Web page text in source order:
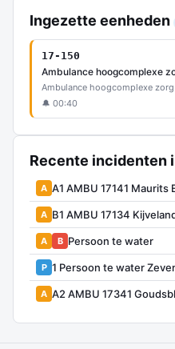
Ingezette eenheden
17-150
Ambulance hoogcomplexe
Ambulance hoogcomplexe zorg
🔔 00:40
Recente incidenten
A A1 AMBU 17141 Maurits
A B1 AMBU 17134
A B Persoon te water
P 1 Persoon te water
A A2 AMBU 17341